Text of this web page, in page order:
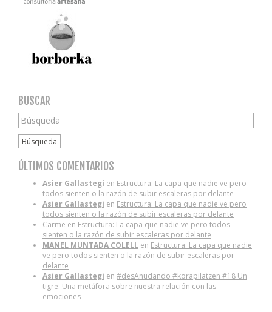
BUSCAR
Búsqueda
ÚLTIMOS COMENTARIOS
Asier Gallastegi en Estructura: La capa que nadie ve pero
todos sienten o la razón de subir escaleras por delante
Asier Gallastegi en Estructura: La capa que nadie ve pero
todos sienten o la razón de subir escaleras por delante
Carme en Estructura: La capa que nadie ve pero todos
sienten o la razón de subir escaleras por delante
MANEL MUNTADA COLELL en Estructura: La capa que nadie
ve pero todos sienten o la razón de subir escaleras por
delante
Asier Gallastegi en #desAnudando #korapilatzen #18 Un
tigre: Una metáfora sobre nuestra relación con las
emociones